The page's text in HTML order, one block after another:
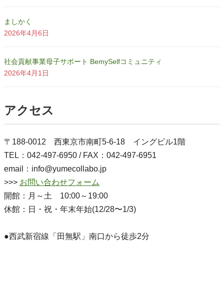
ましかく
2026年4月6日
社会貢献事業母子サポート BemySelfコミュニティ
2026年4月1日
アクセス
〒188-0012 西東京市南町5-6-18 イングビル1階
TEL：042-497-6950 / FAX：042-497-6951
email：info@yumecollabo.jp
>>> お問い合わせフォーム
開館：月～土 10:00～19:00
休館：日・祝・年末年始(12/28〜1/3)
●西武新宿線「田無駅」南口から徒歩2分